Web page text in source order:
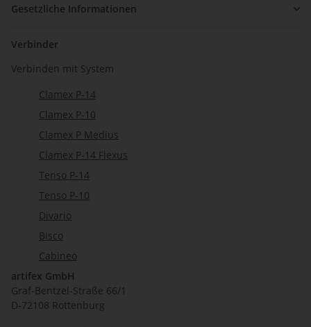
Gesetzliche Informationen
Verbinder
Verbinden mit System
Clamex P-14
Clamex P-10
Clamex P Medius
Clamex P-14 Flexus
Tenso P-14
Tenso P-10
Divario
Bisco
Cabineo
artifex GmbH
Graf-Bentzel-Straße 66/1
D-72108 Rottenburg